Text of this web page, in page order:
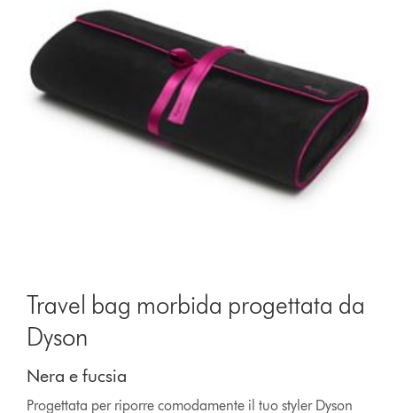
Travel bag morbida progettata da
Dyson
Nera e fucsia
Progettata per riporre comodamente il tuo styler Dyson